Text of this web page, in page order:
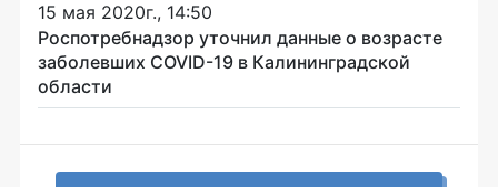
15 мая 2020г., 14:50
Роспотребнадзор уточнил данные о возрасте
заболевших COVID-19 в Калининградской
области